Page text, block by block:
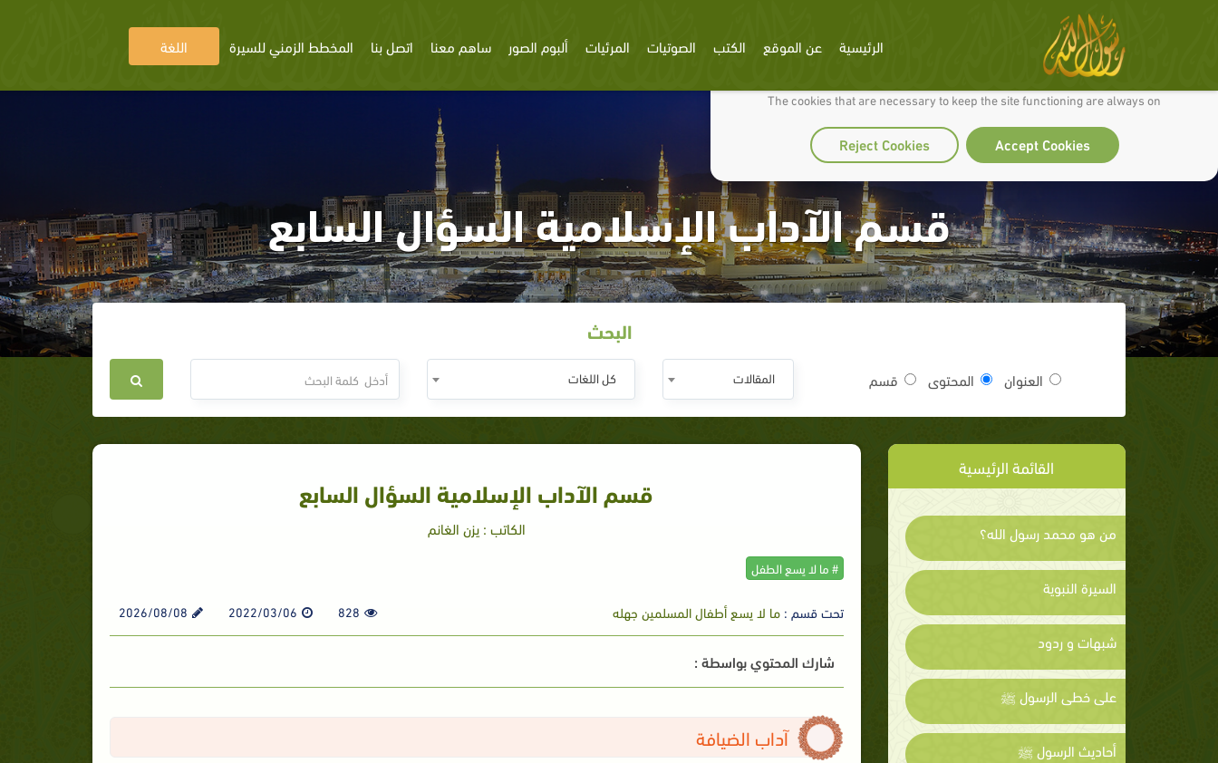
We use cookies to make our site work well for you and so we can continually improve it.
The cookies that are necessary to keep the site functioning are always on
Accept Cookies
Reject Cookies
الرئيسية عن الموقع الكتب الصوتيات المرئيات ألبوم الصور ساهم معنا اتصل بنا المخطط الزمني للسيرة اللغة
قسم الآداب الإسلامية السؤال السابع
البحث
العنوان المحتوى قسم المقالات كل اللغات
القائمة الرئيسية
من هو محمد رسول الله؟
السيرة النبوية
شبهات و ردود
على خطى الرسول ﷺ
أحاديث الرسول ﷺ
قسم الآداب الإسلامية السؤال السابع
الكاتب : يزن الغانم
# ما لا يسع الطفل
تحت قسم :ما لا يسع أطفال المسلمين جهله 828
2022/03/06
2026/08/08
شارك المحتوي بواسطة :
آداب الضيافة